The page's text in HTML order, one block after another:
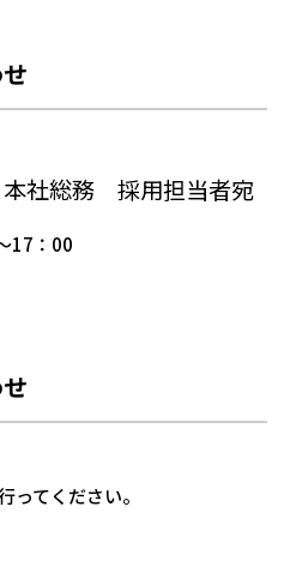
社総務 採用担当者宛
17：00
ってください。